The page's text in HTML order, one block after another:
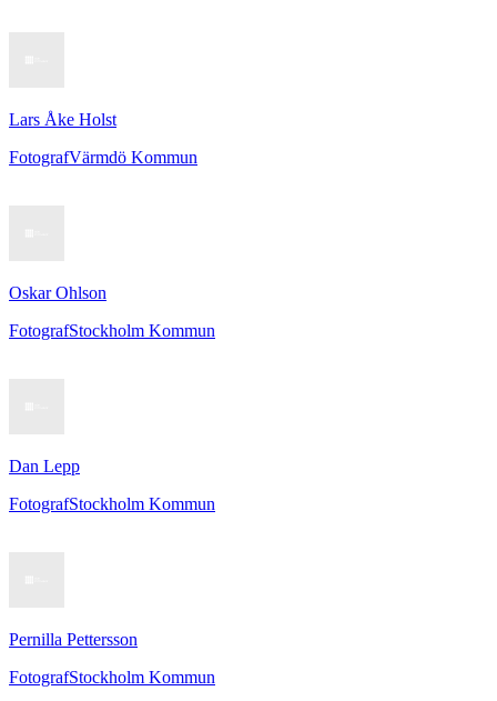
Lars Åke Holst
FotografVärmdö Kommun
Oskar Ohlson
FotografStockholm Kommun
Dan Lepp
FotografStockholm Kommun
Pernilla Pettersson
FotografStockholm Kommun